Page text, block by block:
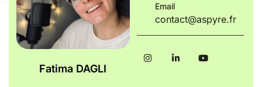
Fatima DAGLI
Email
contact@aspyre.fr